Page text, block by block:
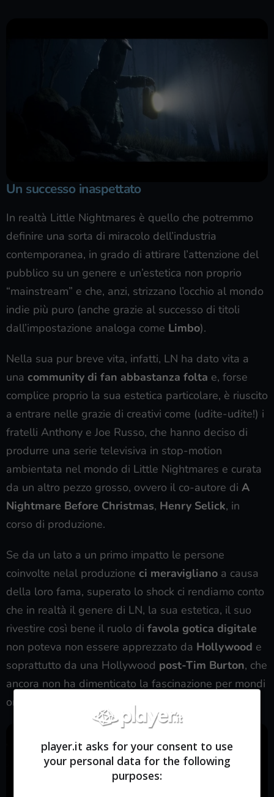
Un successo inaspettato
In realtà Little Nightmares è quello che potremmo
definire una sorta di miracolo dell’industria
contemporanea, in grado di attirare l’attenzione del
pubblico su un genere e un’estetica non proprio
“mainstream” e che, anzi, strizzano l’occhio al mondo
indie più puro (anche grazie al successo di titoli
dall’impostazione analoga come Limbo).
Nella sua pur breve vita, infatti, LN ha dato vita a
una community di fan abbastanza folta e, forse
complice proprio la sua estetica particolare, è riuscito
a entrare nelle grazie di creativi come (udite-udite!) i
fratelli Anthony e Joe Russo, che hanno deciso di
produrre una serie televisiva in stop-motion
ambientata nel mondo di Little Nightmares e curata
da un altro pezzo grosso, ovvero il co-autore di A
Nightmare Before Christmas, Henry Selick, in
corso di produzione.
Se da un lato a un primo impatto le persone
coinvolte nelal produzione ci meravigliano a causa
della loro fama, superato lo shock ci rendiamo conto
che in realtà il genere di LN, la sua estetica, il suo
rivestire così bene il ruolo di favola gotica digitale
non poteva non essere apprezzato da Hollywood e
soprattutto da una Hollywood post-Tim Burton, che
ancora non ha dimenticato la fascinazione per mondi
onirici sospesi fra
fantasia infantile e crudeltà
player.it asks for your consent to use
your personal data for the following
purposes: